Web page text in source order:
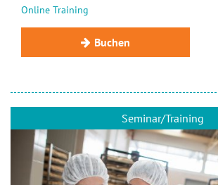
Online Training
Buchen
Seminar/Training